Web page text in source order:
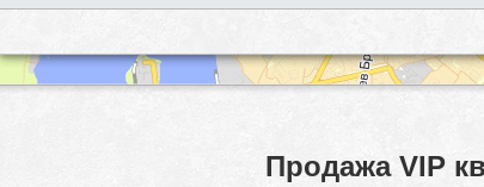
Продажа VIP